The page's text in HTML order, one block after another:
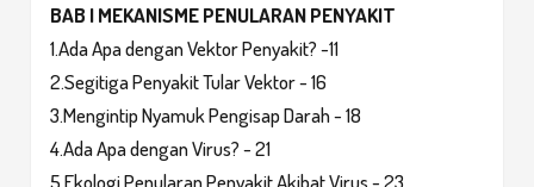
BAB I MEKANISME PENULARAN PENYAKIT
1.Ada Apa dengan Vektor Penyakit? -11
2.Segitiga Penyakit Tular Vektor - 16
3.Mengintip Nyamuk Pengisap Darah - 18
4.Ada Apa dengan Virus? - 21
5.Ekologi Penularan Penyakit Akibat Virus - 23